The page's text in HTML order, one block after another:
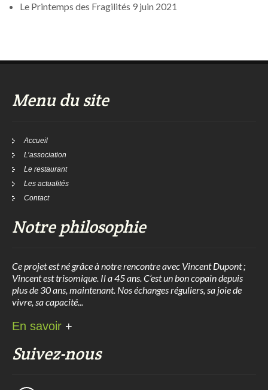
Le Printemps des Fragilités 9 juin 2021
Menu du site
Accueil
L’association
Le restaurant
Les actualités
Contact
Notre philosophie
Ce projet est né grâce à notre rencontre avec Vincent Dupont ;
Vincent est trisomique. Il a 45 ans. C’est un bon copain depuis
plus de 30 ans, maintenant. Nos échanges réguliers, sa joie de
vivre, sa capacité...
En savoir +
Suivez-nous